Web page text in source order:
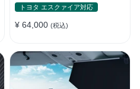
取付簡単 汎用
トヨタ エスクァイア対応
¥ 64,000 (税込)